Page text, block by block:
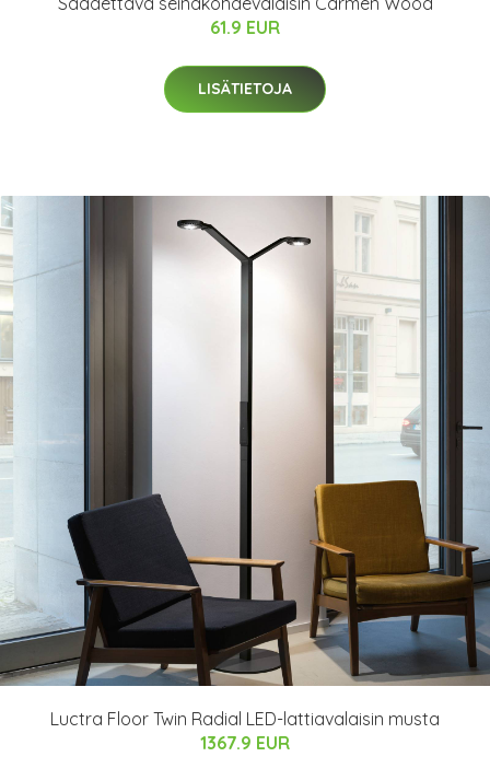
61.9 EUR
LISÄTIETOJA
Luctra Floor Twin Radial LED-lattiavalaisin musta
1367.9 EUR